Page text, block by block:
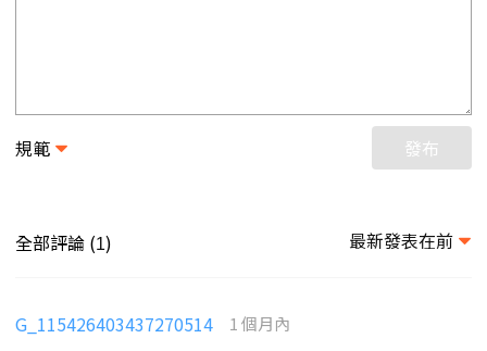
規範 發布
全部評論 (1) 最新發表在前
G_115426403437270514 1 個月內